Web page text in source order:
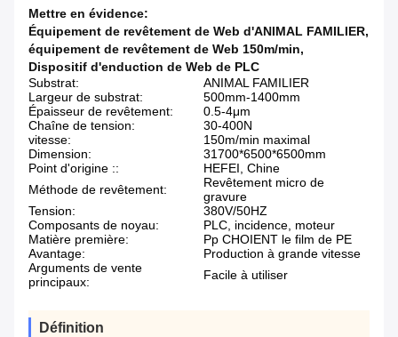
Mettre en évidence:
Équipement de revêtement de Web d'ANIMAL FAMILIER,
équipement de revêtement de Web 150m/min,
Dispositif d'enduction de Web de PLC
Substrat:
ANIMAL FAMILIER
Largeur de substrat:
500mm-1400mm
Épaisseur de revêtement:
0.5-4μm
Chaîne de tension:
30-400N
vitesse:
150m/min maximal
Dimension:
31700*6500*6500mm
Point d'origine ::
HEFEI, Chine
Méthode de revêtement:
Revêtement micro de
gravure
Tension:
380V/50HZ
Composants de noyau:
PLC, incidence, moteur
Matière première:
Pp CHOIENT le film de PE
Avantage:
Production à grande vitesse
Arguments de vente
principaux:
Facile à utiliser
Définition